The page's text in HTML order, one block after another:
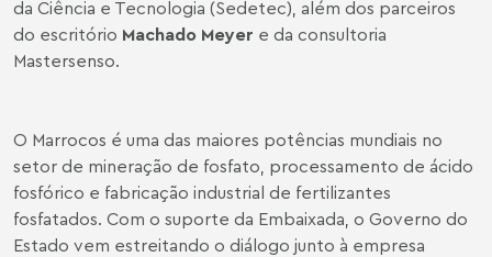
da Ciência e Tecnologia (Sedetec), além dos parceiros
do escritório Machado Meyer e da consultoria
Mastersenso.
O Marrocos é uma das maiores potências mundiais no
setor de mineração de fosfato, processamento de ácido
fosfórico e fabricação industrial de fertilizantes
fosfatados. Com o suporte da Embaixada, o Governo do
Estado vem estreitando o diálogo junto à empresa